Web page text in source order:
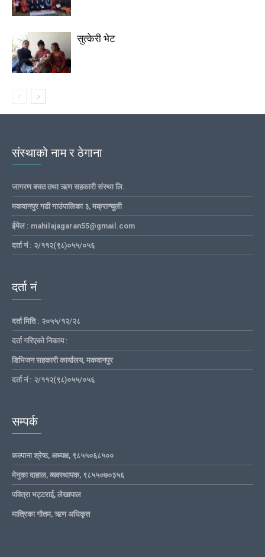
सुत्केरी भेट
संस्थाको नाम र ठेगाना
जागरण बचत तथा ऋण सहकारी संस्था लि.
मकवानपुर गढी गाउंपालिका ३, मक्रान्चुली
ईमेल : mahilajagaran55@gmail.com
दर्ता नं : २/११२(९८)०५५/०५६
दर्ता नं
दर्ता मिति : २०५५/१२/२८
दर्ता गरिएको निकाय :
डिभिजन सहकारी कार्यालय, मकवानपुर
दर्ता नं : २/११२(९८)०५५/०५६
सम्पर्क
कल्पाना श्रेष्ठ, अध्यक्ष, ९८५५०६८५००
मेनुका दाहाल, व्यवस्थापक, ९८५५०७०३५६
पवित्रा भट्टराई, लेखापाल
मात्रिका गौतम, ऋण अधिकृत